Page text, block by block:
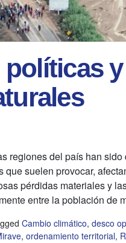
regiones del país han sido
suelen provocar,
pérdidas materiales y
entre la población de
Cambio climático, desco
, ordenamiento territorial,